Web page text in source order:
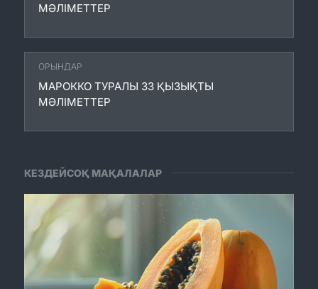
МӘЛІМЕТТЕР
ОРЫНДАР
МАРОККО ТУРАЛЫ 33 ҚЫЗЫҚТЫ
МӘЛІМЕТТЕР
КЕЗДЕЙСОҚ МАҚАЛАЛАР